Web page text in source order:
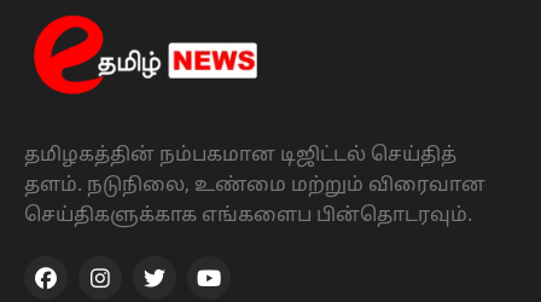
தமிழகத்தின் நம்பகமான டிஜிட்டல் செய்தித்
தளம். நடுநிலை, உண்மை மற்றும் விரைவான
செய்திகளுக்காக எங்களைப பின்தொடரவும்.